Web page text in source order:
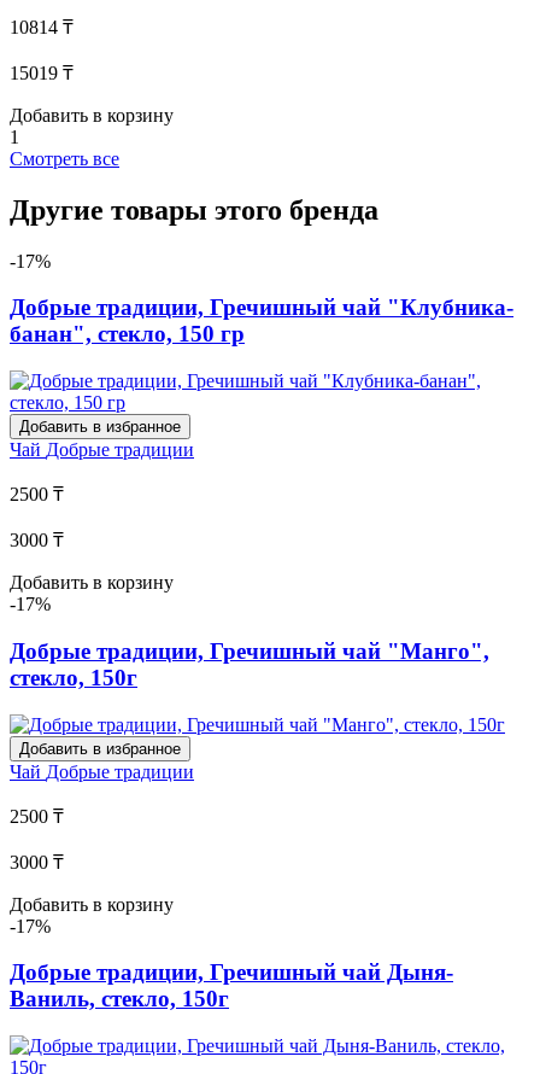
10814 ₸
15019 ₸
Добавить в корзину
1
Смотреть все
Другие товары этого бренда
-17%
Добрые традиции, Гречишный чай "Клубника-
банан", стекло, 150 гр
Добавить в избранное
Чай Добрые традиции
2500 ₸
3000 ₸
Добавить в корзину
-17%
Добрые традиции, Гречишный чай "Манго",
стекло, 150г
Добавить в избранное
Чай Добрые традиции
2500 ₸
3000 ₸
Добавить в корзину
-17%
Добрые традиции, Гречишный чай Дыня-
Ваниль, стекло, 150г